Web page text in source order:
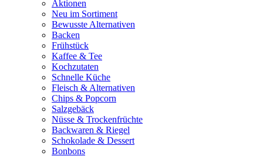
Aktionen
Neu im Sortiment
Bewusste Alternativen
Backen
Frühstück
Kaffee & Tee
Kochzutaten
Schnelle Küche
Fleisch & Alternativen
Chips & Popcorn
Salzgebäck
Nüsse & Trockenfrüchte
Backwaren & Riegel
Schokolade & Dessert
Bonbons